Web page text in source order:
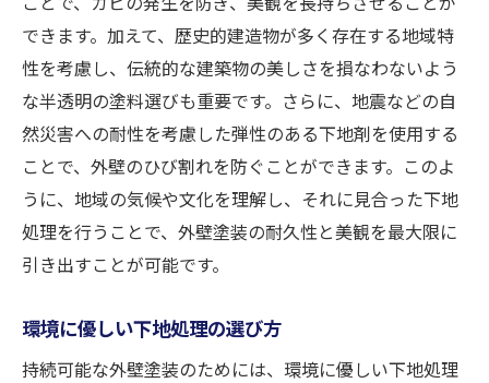
美観を損なう色ムラの発生
塗膜剥離のリスクとその対策
劣化の進行を早める要因
下地処理不足がもたらす損失
プロによる再施工の必要性
下地処理の具体的な工程とその重要性を知る
現地調査から始まる工程の流れ
適切なプライマーの選択と塗布
ミクロン単位での精密な仕上げ
できます。加えて、歴史的建造物が多く存在する地域特
性を考慮し、伝統的な建築物の美しさを損なわないよう
な半透明の塗料選びも重要です。さらに、地震などの自
然災害への耐性を考慮した弾性のある下地剤を使用する
ことで、外壁のひび割れを防ぐことができます。このよ
うに、地域の気候や文化を理解し、それに見合った下地
処理を行うことで、外壁塗装の耐久性と美観を最大限に
引き出すことが可能です。
環境に優しい下地処理の選び方
持続可能な外壁塗装のためには、環境に優しい下地処理